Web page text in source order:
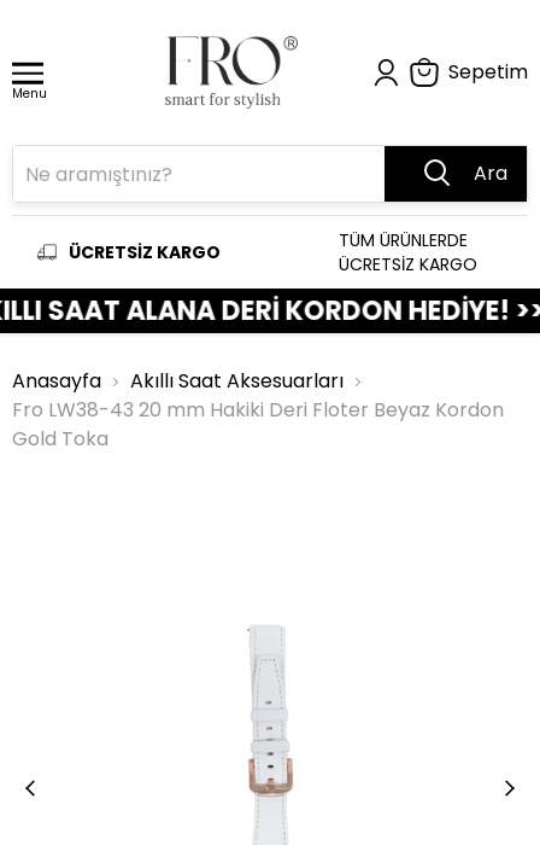
Menu
Sepetim
Ara
ÜCRETSİZ KARGO
TÜM ÜRÜNLERDE
ÜCRETSİZ KARGO
ALANA DERİ KORDON HEDİYE! >>>>>
Anasayfa
Akıllı Saat Aksesuarları
Fro LW38-43 20 mm Hakiki Deri Floter Beyaz Kordon
Gold Toka